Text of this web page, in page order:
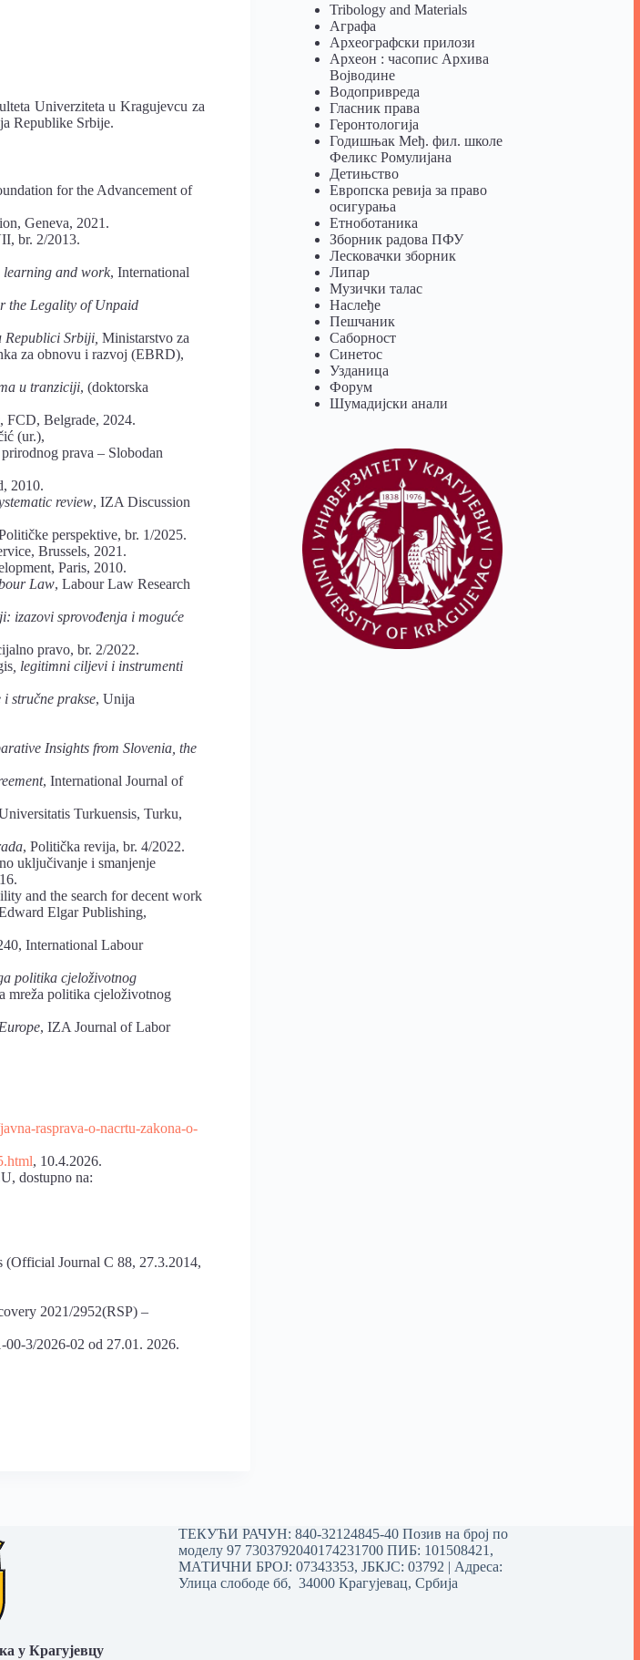
Univerziteta u Kragujevcu za
Republike Srbije.
for the Advancement of
Geneva, 2021.
br. 2/2013.
learning and work, International
the Legality of Unpaid
Republici Srbiji, Ministarstvo za
za obnovu i razvoj (EBRD),
u tranziciji, (doktorska
, FCD, Belgrade, 2024.
(ur.),
prava – Slobodan
2010.
review, IZA Discussion
perspektive, br. 1/2025.
Brussels, 2021.
Paris, 2010.
Law, Labour Law Research
izazovi sprovođenja i moguće
pravo, br. 2/2022.
, legitimni ciljevi i instrumenti
i stručne prakse, Unija
Insights from Slovenia, the
, International Journal of
Turkuensis, Turku,
, Politička revija, br. 4/2022.
uključivanje i smanjenje
and the search for decent work
Elgar Publishing,
International Labour
politika cjeloživotnog
mreža politika cjeloživotnog
, IZA Journal of Labor
rasprava-o-nacrtu-zakona-o-
, 10.4.2026.
dostupno na:
(Official Journal C 88, 27.3.2014,
2021/2952(RSP) –
00-3/2026-02 od 27.01. 2026.
Tribology and Materials
Аграфа
Археографски прилози
Археон : часопис Архива
Војводине
Водопривреда
Гласник права
Геронтологија
Годишњак Међ. фил. школе
Феликс Ромулијана
Детињство
Европска ревија за право
осигурања
Eтноботаника
Зборник радова ПФУ
Лесковачки зборник
Липар
Музички талас
Наслеђе
Пешчаник
Саборност
Синетос
Узданица
Форум
Шумадијски анали
у Крагујевцу
ТЕКУЋИ РАЧУН: 840-32124845-40 Позив на број по
моделу 97 7303792040174231700ПИБ: 101508421,
МАТИЧНИ БРОЈ: 07343353, ЈБКЈС: 03792 | Aдреса:
Улица слободе бб, 34000 Крагујевац, Србија